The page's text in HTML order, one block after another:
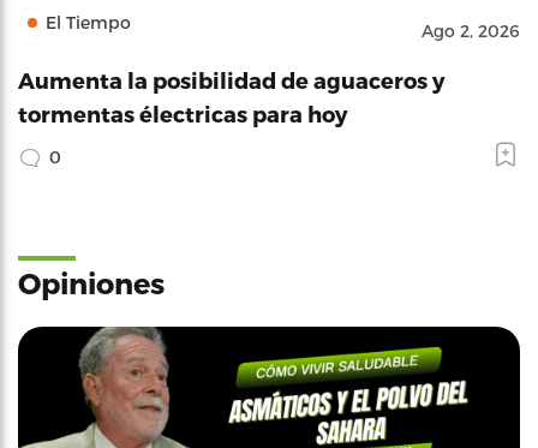
El Tiempo Ago 2, 2026
Aumenta la posibilidad de aguaceros y
tormentas électricas para hoy
0
Opiniones